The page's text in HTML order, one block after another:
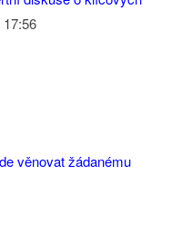
věnovat žádanému